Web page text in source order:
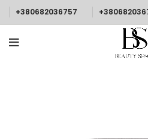
+380682036757